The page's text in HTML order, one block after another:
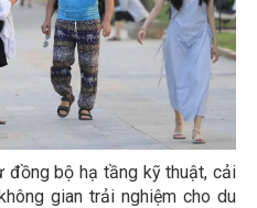
đồng bộ hạ tầng kỹ thuật, cải
gian trải nghiệm cho du